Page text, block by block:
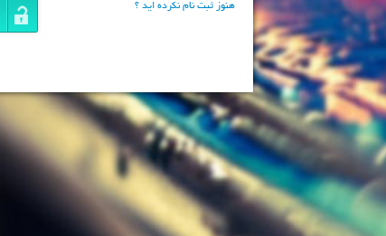
هنوز ثبت نام نکرده اید ؟